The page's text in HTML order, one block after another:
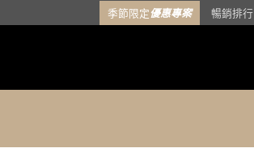
季節限定優惠專案 暢銷排行